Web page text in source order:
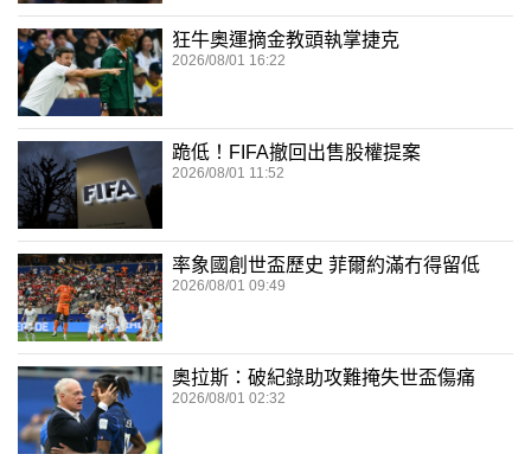
狂牛奧運摘金教頭執掌捷克
2026/08/01 16:22
跪低！FIFA撤回出售股權提案
2026/08/01 11:52
率象國創世盃歷史 菲爾約滿冇得留低
2026/08/01 09:49
奧拉斯：破紀錄助攻難掩失世盃傷痛
2026/08/01 02:32